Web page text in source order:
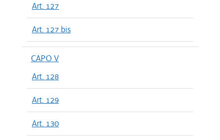
Art. 127
Art. 127 bis
CAPO V
Art. 128
Art. 129
Art. 130